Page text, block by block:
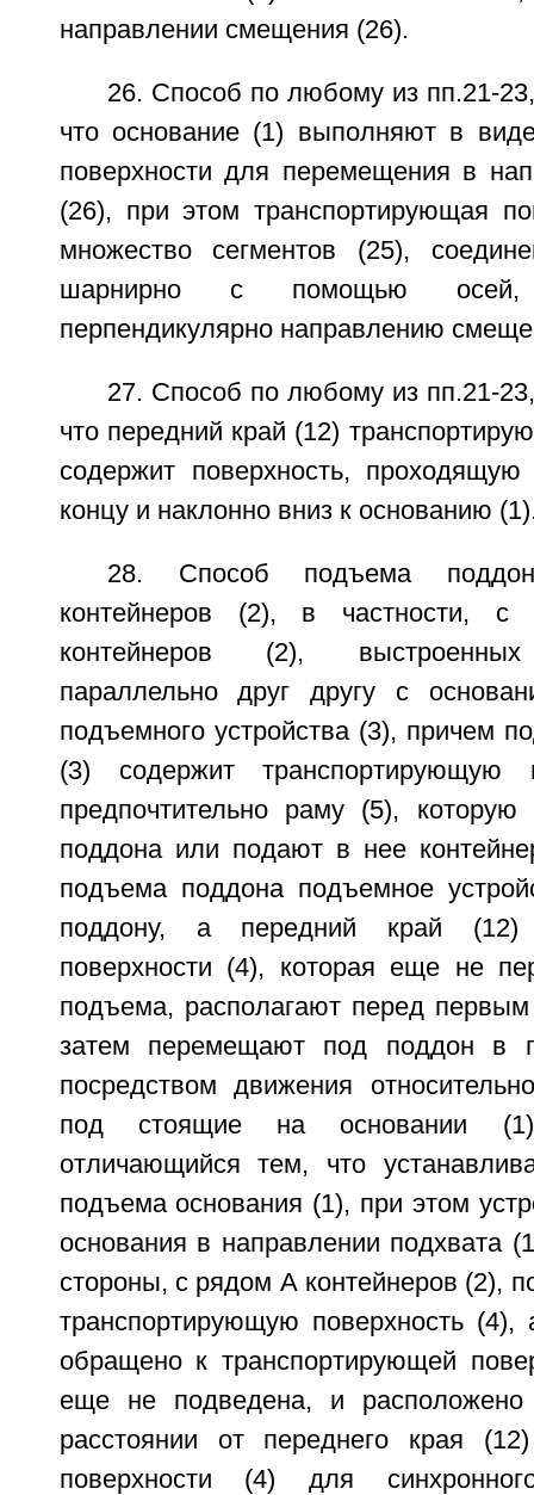
направлении смещения (26).
26. Способ по любому из пп.21-
что основание (1) выполняют в
поверхности для перемещения в
(26), при этом транспортирующая
множество сегментов (25),
шарнирно с помощью осей,
перпендикулярно направлению
27. Способ по любому из пп.21-
что передний край (12)
содержит поверхность,
концу и наклонно вниз к основанию
28. Способ подъема
контейнеров (2), в частности, с
контейнеров (2), выстроенных
параллельно друг другу с
подъемного устройства (3), причем
(3) содержит транспортирующую
предпочтительно раму (5), которую
поддона или подают в нее
подъема поддона подъемное
поддону, а передний край (12)
поверхности (4), которая еще не
подъема, располагают перед
затем перемещают под поддон в
посредством движения
под стоящие на основании
отличающийся тем, что
подъема основания (1), при этом
основания в направлении подхвата
стороны, с рядом А контейнеров (2),
транспортирующую поверхность (4),
обращено к транспортирующей
еще не подведена, и расположено
расстоянии от переднего края
поверхности (4) для